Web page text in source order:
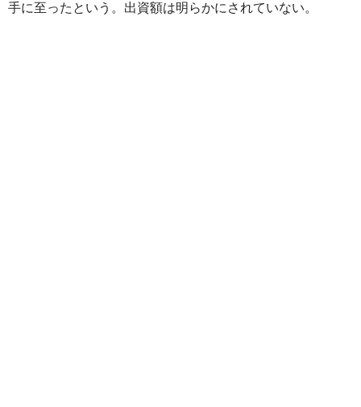
手に至ったという。出資額は明らかにされていない。